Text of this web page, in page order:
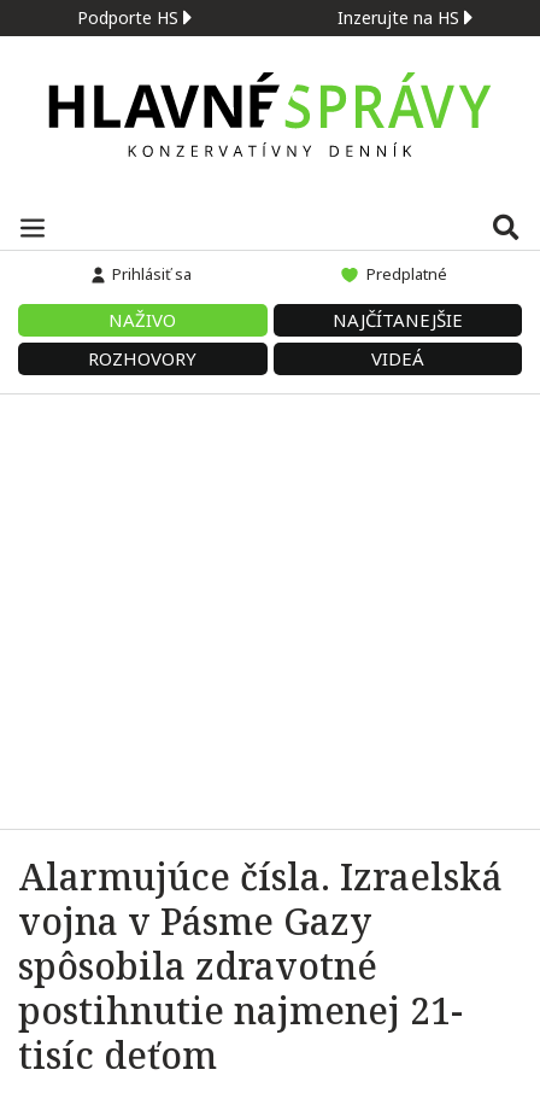
Podporte HS Inzerujte na HS
Prihlásiť sa Predplatné
NAŽIVO
NAJČÍTANEJŠIE
ROZHOVORY
VIDEÁ
Alarmujúce čísla. Izraelská
vojna v Pásme Gazy
spôsobila zdravotné
postihnutie najmenej 21-
tisíc deťom